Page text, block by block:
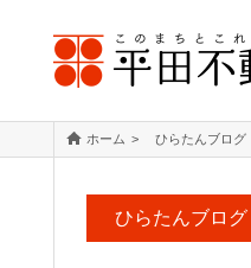
ホーム ひらたんブログ
ひらたんブログ